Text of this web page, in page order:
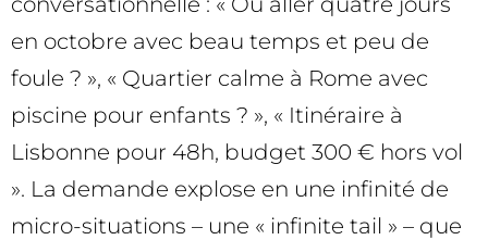
en octobre avec beau temps et peu de
foule ? », « Quartier calme à Rome avec
piscine pour enfants ? », « Itinéraire à
Lisbonne pour 48h, budget 300 € hors vol
». La demande explose en une infinité de
micro-situations – une « infinite tail » – que